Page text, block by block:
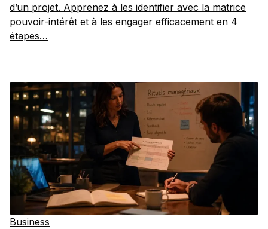
d’un projet. Apprenez à les identifier avec la matrice
pouvoir-intérêt et à les engager efficacement en 4
étapes…
Business